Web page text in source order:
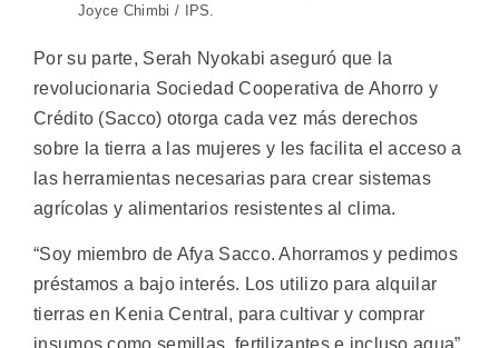
Joyce Chimbi / IPS.
Por su parte, Serah Nyokabi aseguró que la
revolucionaria Sociedad Cooperativa de Ahorro y
Crédito (Sacco) otorga cada vez más derechos
sobre la tierra a las mujeres y les facilita el acceso a
las herramientas necesarias para crear sistemas
agrícolas y alimentarios resistentes al clima.
“Soy miembro de Afya Sacco. Ahorramos y pedimos
préstamos a bajo interés. Los utilizo para alquilar
tierras en Kenia Central, para cultivar y comprar